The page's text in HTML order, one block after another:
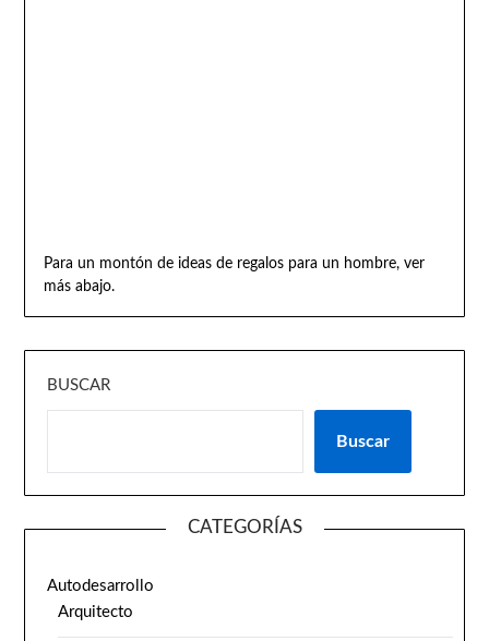
Para un montón de ideas de regalos para un hombre, ver
más abajo.
BUSCAR
Buscar
CATEGORÍAS
Autodesarrollo
Arquitecto